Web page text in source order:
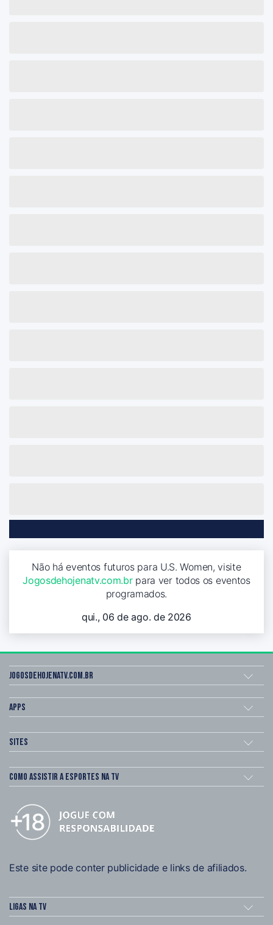
Não há eventos futuros para U.S. Women, visite
Jogosdehojenatv.com.brpara ver todos os eventos
programados.
qui., 06 de ago. de 2026
Jogosdehojenatv.com.br
Apps
Sites
Como assistir a esportes na TV
Este site pode conter publicidade e links de afiliados.
Ligas na TV